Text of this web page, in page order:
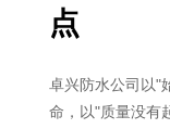
点
卓兴防水公司以"
命，以"质量没有